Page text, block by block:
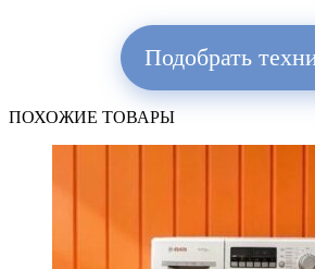
Подобрать
ПОХОЖИЕ ТОВАРЫ